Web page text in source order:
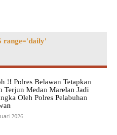
range='daily'
!! Polres Belawan Tetapkan
Terjun Medan Marelan Jadi
Oleh Polres Pelabuhan
2026